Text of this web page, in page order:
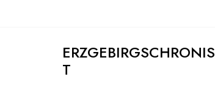
ERZGEBIRGSCHRONIS
T